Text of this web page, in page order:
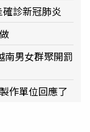
診新冠肺炎
男女群聚開罰
作單位回應了